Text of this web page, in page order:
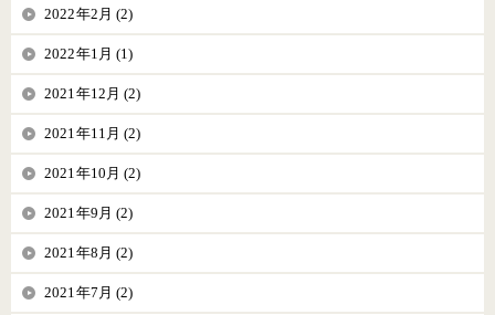
2022年2月 (2)
2022年1月 (1)
2021年12月 (2)
2021年11月 (2)
2021年10月 (2)
2021年9月 (2)
2021年8月 (2)
2021年7月 (2)